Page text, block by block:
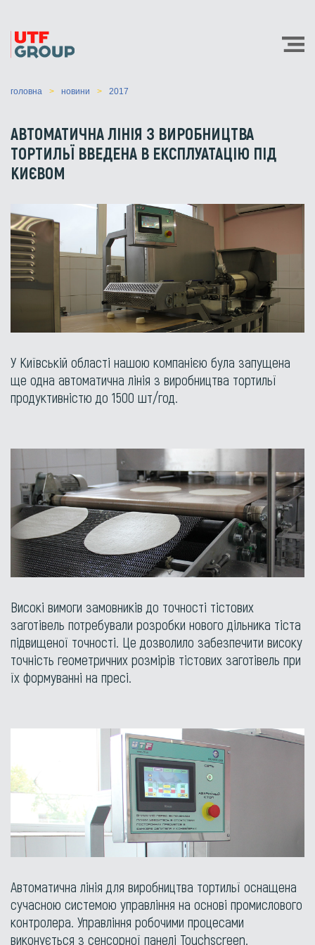
головна новини 2017
АВТОМАТИЧНА ЛІНІЯ З ВИРОБНИЦТВА
ТОРТИЛЬЇ ВВЕДЕНА В ЕКСПЛУАТАЦІЮ ПІД
КИЄВОМ
У Київській області нашою компанією була запущена
ще одна автоматична лінія з виробництва тортильї
продуктивністю до 1500 шт/год.
Високі вимоги замовників до точності тістових
заготівель потребували розробки нового дільника тіста
підвищеної точності. Це дозволило забезпечити високу
точність геометричних розмірів тістових заготівель при
їх формуванні на пресі.
Автоматична лінія для виробництва тортильї оснащена
сучасною системою управління на основі промислового
контролера. Управління робочими процесами
виконується з сенсорної панелі Touchscreen.